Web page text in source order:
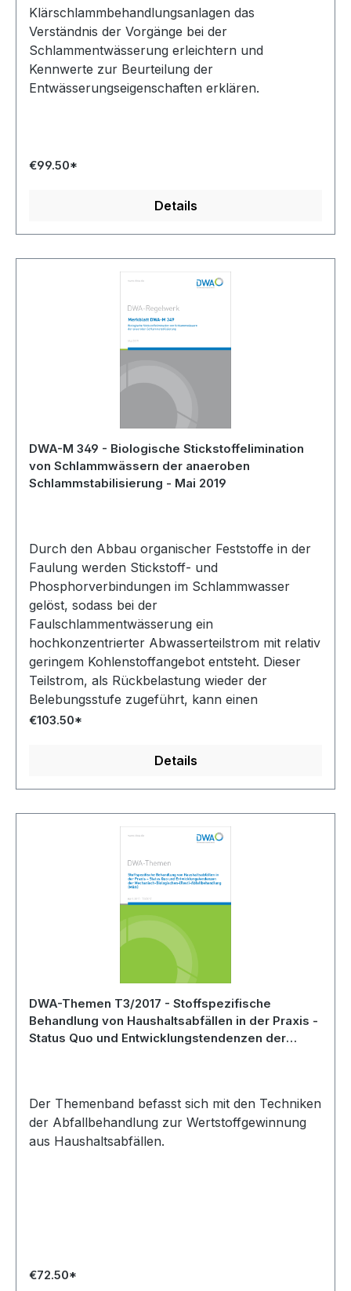
Klärschlammbehandlungsanlagen das
Verständnis der Vorgänge bei der
Schlammentwässerung erleichtern und
Kennwerte zur Beurteilung der
Entwässerungseigenschaften erklären.
€99.50*
Details
DWA-M 349 - Biologische Stickstoffelimination
von Schlammwässern der anaeroben
Schlammstabilisierung - Mai 2019
Durch den Abbau organischer Feststoffe in der
Faulung werden Stickstoff- und
Phosphorverbindungen im Schlammwasser
gelöst, sodass bei der
Faulschlammentwässerung ein
hochkonzentrierter Abwasserteilstrom mit relativ
geringem Kohlenstoffangebot entsteht. Dieser
Teilstrom, als Rückbelastung wieder der
Belebungsstufe zugeführt, kann einen
erheblichen Anteil der Belastung des
€103.50*
Details
DWA-Themen T3/2017 - Stoffspezifische
Behandlung von Haushaltsabfällen in der Praxis -
Status Quo und Entwicklungstendenzen der
Der Themenband befasst sich mit den Techniken
der Abfallbehandlung zur Wertstoffgewinnung
aus Haushaltsabfällen.
€72.50*